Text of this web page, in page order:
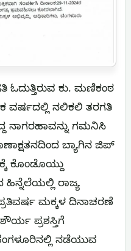
ಓದುತ್ತಿರುವ ಕು. ಮಣಿಕಂಠ
ವರ್ಷದಲ್ಲಿ ನಲಿಕಲಿ ತರಗತಿ
ನಾಗರಹಾವನ್ನು ಗಮನಿಸಿ
ಬ್ಯಾಗಿನ ಜಿಪ್
ಕೊಂಡೊಯ್ದು
ರಾಜ್ಯ
ಮಕ್ಕಳ ದಿನಾಚರಣೆ
ಪ್ರಶಸ್ತಿಗೆ
ನಡೆಯುವ